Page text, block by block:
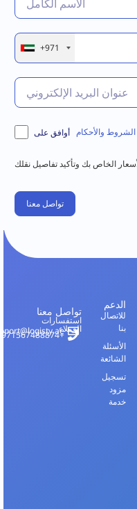
+971
أوافق على والأحكام
الدعم
للاتصال
الأسئلة
الشائعة
تسجيل
مزود
خدمة
تواصل معنا
استفسارات
العملاءsupport@logisty.ae
+971567488874